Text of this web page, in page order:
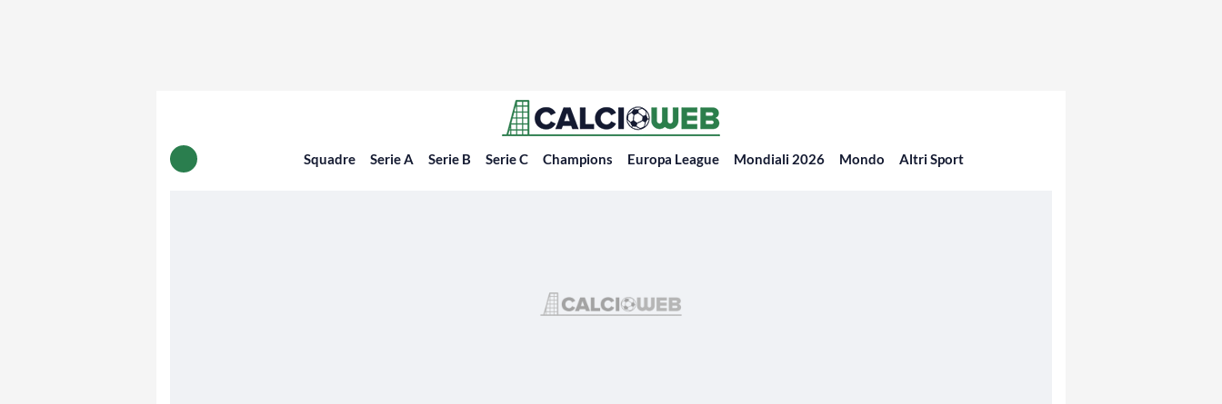
Squadre Serie A Serie B Serie C Champions Europa League Mondiali 2026 Mondo Altri Sport